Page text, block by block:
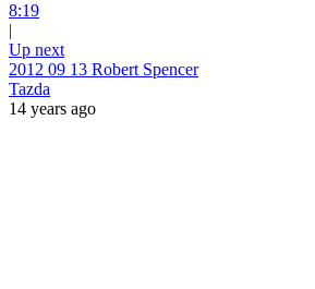
8:19
|
Up next
2012 09 13 Robert Spencer
Tazda
14 years ago